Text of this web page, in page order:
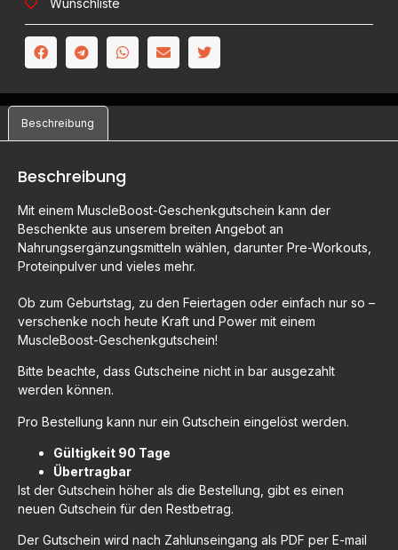
Beschreibung
Beschreibung
Mit einem MuscleBoost-Geschenkgutschein kann der
Beschenkte aus unserem breiten Angebot an
Nahrungsergänzungsmitteln wählen, darunter Pre-Workouts,
Proteinpulver und vieles mehr.
Ob zum Geburtstag, zu den Feiertagen oder einfach nur so –
verschenke noch heute Kraft und Power mit einem
MuscleBoost-Geschenkgutschein!
Bitte beachte, dass Gutscheine nicht in bar ausgezahlt
werden können.
Pro Bestellung kann nur ein Gutschein eingelöst werden.
Gültigkeit 90 Tage
Übertragbar
Ist der Gutschein höher als die Bestellung, gibt es einen
neuen Gutschein für den Restbetrag.
Der Gutschein wird nach Zahlunseingang als PDF per E-mail